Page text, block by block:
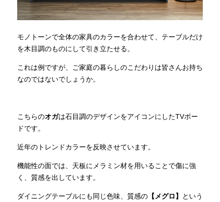
モノトーンで全体の家具のカラーを合わせて、テーブルだけ
を木目調のものにして引き立たせる。
これは例ですが、ご家庭の暮らしのこだわりは皆さんお持ち
なのではないでしょうか。
こちらのオガは石目調のデザインをアイコンにしたTVボー
ドです。
近年のトレンドカラーを反映させています。
機能性の面では、天板にメラミン材を用いることで傷に強
く、質感を出しています。
ダイニングテーブルにも同じ色味、質感の 【メグロ】 という